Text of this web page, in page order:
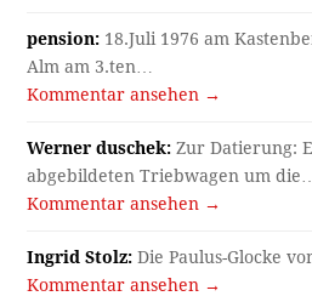
pension: 18.Juli 1976 am
Alm am 3.ten…
Kommentar ansehen →
Werner duschek: Zur Datierung:
abgebildeten Triebwagen um die…
Kommentar ansehen →
Ingrid Stolz: Die Paulus-Glocke
Kommentar ansehen →